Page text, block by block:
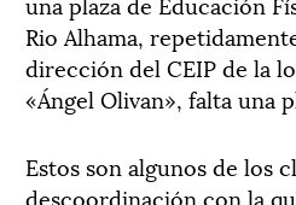
Rio Alhama,
dirección del CEIP de la
«Ángel Olivan», falta una
Estos son algunos de los
descoordinación con la